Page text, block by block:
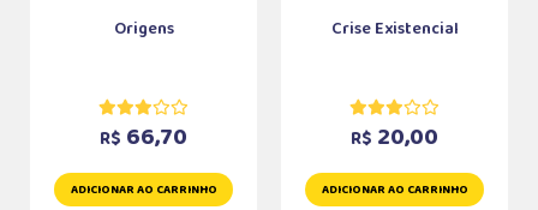
Origens
R$ 66,70
ADICIONAR AO CARRINHO
Crise Existencial
R$ 20,00
ADICIONAR AO CARRINHO